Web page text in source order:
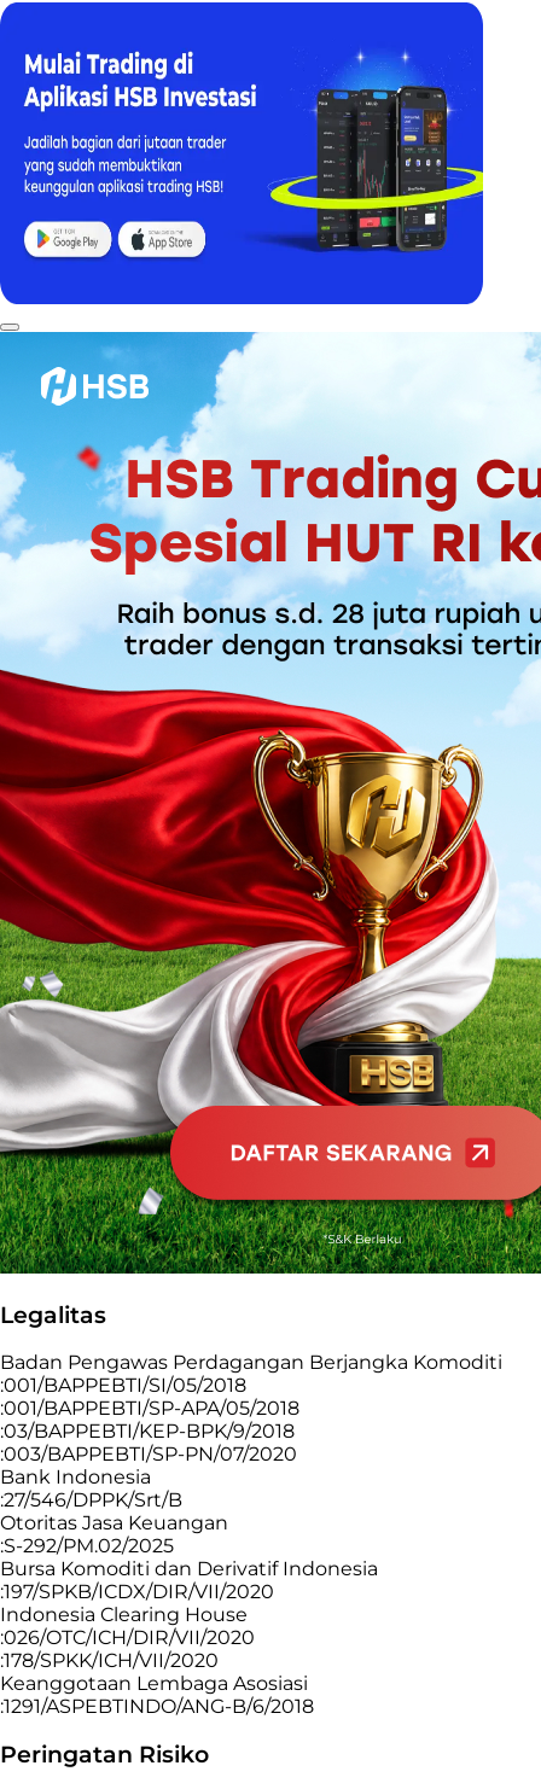
Legalitas
Badan Pengawas Perdagangan Berjangka Komoditi
:001/BAPPEBTI/SI/05/2018
:001/BAPPEBTI/SP-APA/05/2018
:03/BAPPEBTI/KEP-BPK/9/2018
:003/BAPPEBTI/SP-PN/07/2020
Bank Indonesia
:27/546/DPPK/Srt/B
Otoritas Jasa Keuangan
:S-292/PM.02/2025
Bursa Komoditi dan Derivatif Indonesia
:197/SPKB/ICDX/DIR/VII/2020
Indonesia Clearing House
:026/OTC/ICH/DIR/VII/2020
:178/SPKK/ICH/VII/2020
Keanggotaan Lembaga Asosiasi
:1291/ASPEBTINDO/ANG-B/6/2018
Peringatan Risiko